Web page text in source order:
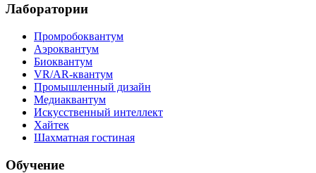
Лаборатории
Промробоквантум
Аэроквантум
Биоквантум
VR/AR-квантум
Промышленный дизайн
Медиаквантум
Искусственный интеллект
Хайтек
Шахматная гостиная
Обучение